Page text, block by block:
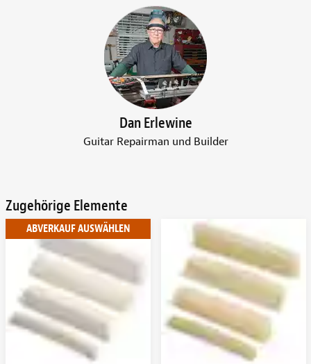
Dan Erlewine
Guitar Repairman und Builder
Zugehörige Elemente
ABVERKAUF AUSWÄHLEN